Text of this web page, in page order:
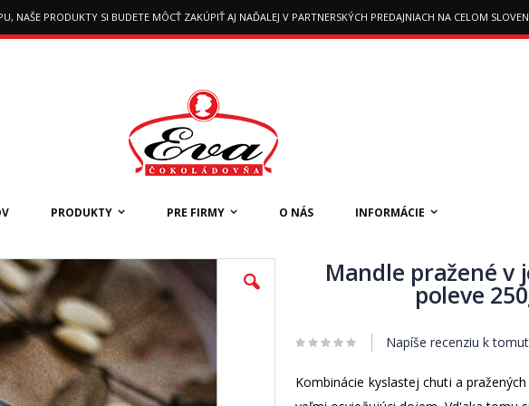
NAŠE PRODUKTY SI BUDETE MÔCŤ ZAKÚPIŤ AJ NAĎALEJ V PARTNERSKÝCH PREDAJNIACH NA CELOM
PRODUKTY PRE FIRMY O NÁS INFORMÁCIE
Mandle pražené v
poleve
Napíše recenziu k
Kombinácie kyslastej chuti a